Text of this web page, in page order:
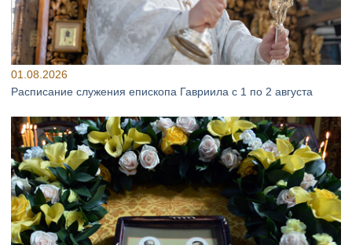
01.08.2026
Расписание служения епископа Гавриила с 1 по 2 августа